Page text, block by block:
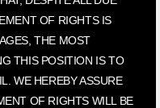
OF RIGHTS IS
THE MOST
THIS POSITION IS TO
WE HEREBY ASSURE
OF RIGHTS WILL BE